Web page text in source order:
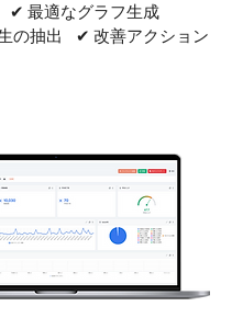
最適なグラフ生成
の抽出 ✔ 改善アクション